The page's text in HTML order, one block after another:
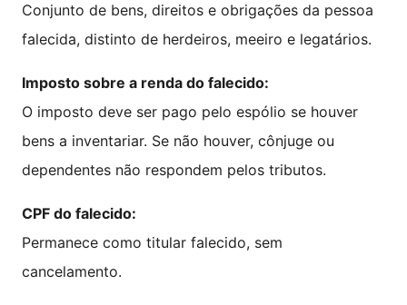
Conjunto de bens, direitos e obrigações da pessoa
falecida, distinto de herdeiros, meeiro e legatários.
Imposto sobre a renda do falecido:
O imposto deve ser pago pelo espólio se houver
bens a inventariar. Se não houver, cônjuge ou
dependentes não respondem pelos tributos.
CPF do falecido:
Permanece como titular falecido, sem
cancelamento.